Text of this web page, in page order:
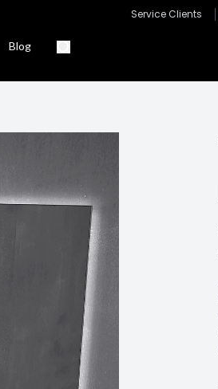
Service Clients
Blog